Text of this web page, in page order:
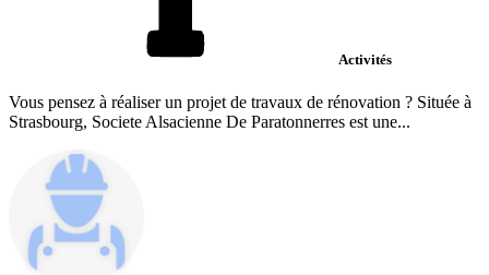
Activités
Vous pensez à réaliser un projet de travaux de rénovation ? Située à
Strasbourg, Societe Alsacienne De Paratonnerres est une...